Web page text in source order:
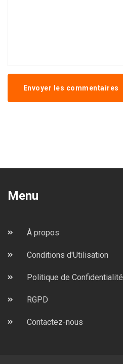
Envoyer les commentaires
Menu
À propos
Conditions d'Utilisation
Politique de Confidentialité
RGPD
Contactez-nous